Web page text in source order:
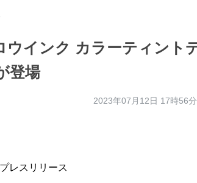
ウインク カラーティント
登場
2023年07月12日 17時56分
レスリリース